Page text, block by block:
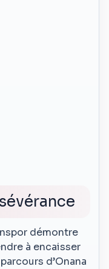
démontre
à encaisser
d’Onana